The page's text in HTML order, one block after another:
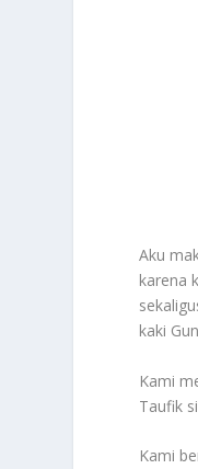
Aku
karena
kaki
Kami
Taufik
Kami